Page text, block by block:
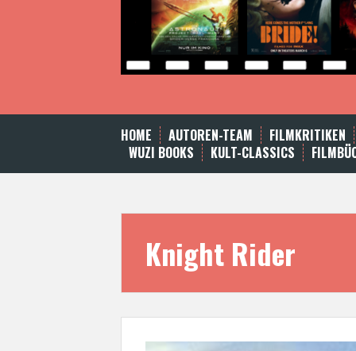
HOME AUTOREN-TEAM FILMKRITIKEN
WUZI BOOKS
KULT-CLASSICS
Knight Rider